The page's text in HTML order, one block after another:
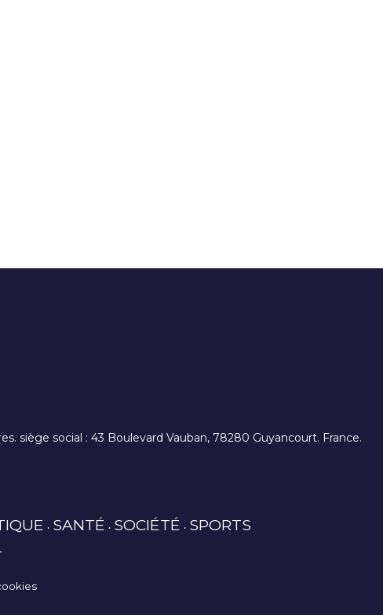
siège social : 43 Boulevard Vauban, 78280 Guyancourt. France.
SANTÉ SOCIÉTÉ SPORTS